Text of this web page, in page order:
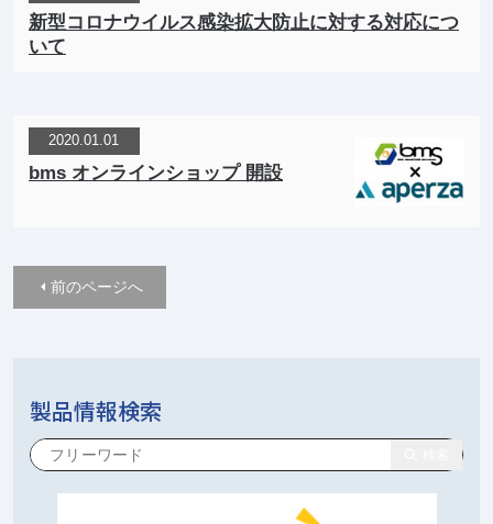
新型コロナウイルス感染拡大防止に対する対応につ
いて
2020.01.01
bms オンラインショップ 開設
前のページへ
製品情報検索